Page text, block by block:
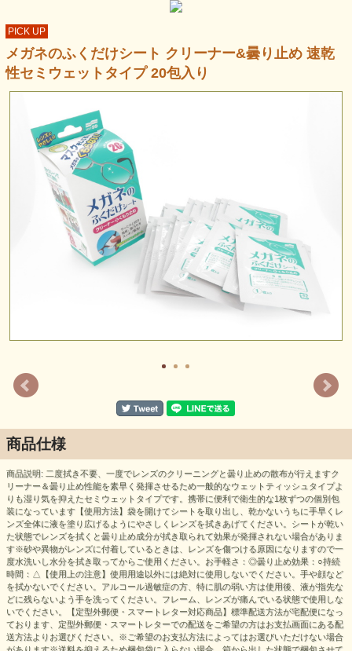
PICK UP
メガネのふくだけシート クリーナー&曇り止め 速乾
性セミウェットタイプ 20包入り
商品仕様
商品説明: 二度拭き不要、一度でレンズのクリーニングと曇り止めの散布が行えますク
リーナー＆曇り止め性能を素早く発揮させるため一般的なウェットティッシュタイプよ
りも湿り気を抑えたセミウェットタイプです。携帯に便利で衛生的な1枚ずつの個別包
装になっています【使用方法】袋を開けてシートを取り出し、乾かないうちに手早くレ
ンズ全体に液を塗り広げるようにやさしくレンズを拭きあげてください。シートが乾い
た状態でレンズを拭くと曇り止め成分が拭き取られて効果が発揮されない場合がありま
す※砂や異物がレンズに付着しているときは、レンズを傷つける原因になりますので一
度水洗いし水分を拭き取ってからご使用ください。お手軽さ：◎曇り止め効果：○持続
時間：△【使用上の注意】使用用途以外には絶対に使用しないでください。手や顔など
を拭かないでください。アルコール過敏症の方、特に肌の弱い方は使用後、液が指先な
どに残らないよう手を洗ってください。フレーム、レンズが痛んでいる状態で使用しな
いでください。【定型外郵便・スマートレター対応商品】標準配送方法が宅配便になっ
ております、定型外郵便・スマートレターでの配送をご希望の方はお支払画面にある配
送方法よりお選びください。※ご希望のお支払方法によってはお選びいただけない場合